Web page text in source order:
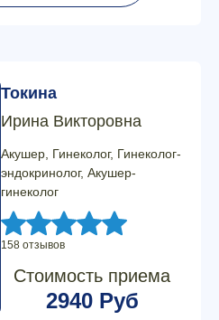
Токина
Ирина Викторовна
Акушер, Гинеколог, Гинеколог-
эндокринолог, Акушер-
гинеколог
158 отзывов
Стоимость приема
2940 Руб